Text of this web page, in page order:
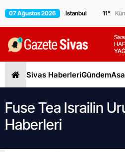
07 Ağustos 2026 11°
Sivas HaberleriGündem
Fuse Tea Israilin
Haberleri